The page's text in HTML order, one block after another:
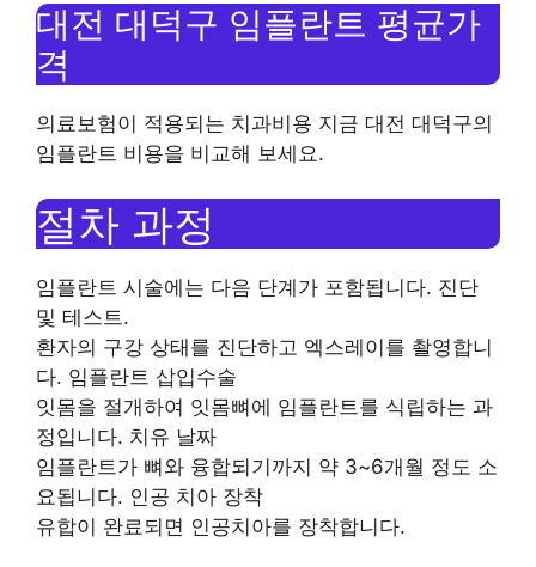
대전 대덕구 임플란트 평균가
격
의료보험이 적용되는 치과비용 지금 대전 대덕구의
임플란트 비용을 비교해 보세요.
절차 과정
임플란트 시술에는 다음 단계가 포함됩니다. 진단
및 테스트.
환자의 구강 상태를 진단하고 엑스레이를 촬영합니
다. 임플란트 삽입수술
잇몸을 절개하여 잇몸뼈에 임플란트를 식립하는 과
정입니다. 치유 날짜
임플란트가 뼈와 융합되기까지 약 3~6개월 정도 소
요됩니다. 인공 치아 장착
유합이 완료되면 인공치아를 장착합니다.